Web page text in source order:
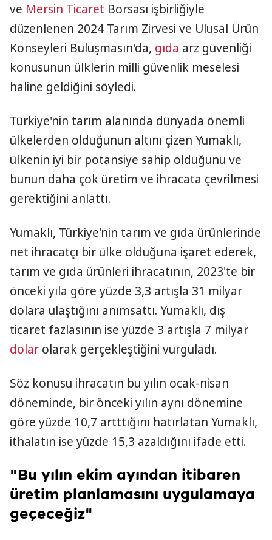
ve Mersin Ticaret Borsası işbirliğiyle
düzenlenen 2024 Tarım Zirvesi ve Ulusal Ürün
Konseyleri Buluşmasın'da, gıda arz güvenliği
konusunun ülklerin milli güvenlik meselesi
haline geldiğini söyledi.
Türkiye'nin tarım alanında dünyada önemli
ülkelerden olduğunun altını çizen Yumaklı,
ülkenin iyi bir potansiye sahip olduğunu ve
bunun daha çok üretim ve ihracata çevrilmesi
gerektiğini anlattı.
Yumaklı, Türkiye'nin tarım ve gıda ürünlerinde
net ihracatçı bir ülke olduğuna işaret ederek,
tarım ve gıda ürünleri ihracatının, 2023'te bir
önceki yıla göre yüzde 3,3 artışla 31 milyar
dolara ulaştığını anımsattı. Yumaklı, dış
ticaret fazlasının ise yüzde 3 artışla 7 milyar
dolar olarak gerçekleştiğini vurguladı.
Söz konusu ihracatın bu yılın ocak-nisan
döneminde, bir önceki yılın aynı dönemine
göre yüzde 10,7 artttığını hatırlatan Yumaklı,
ithalatın ise yüzde 15,3 azaldığını ifade etti.
"Bu yılın ekim ayından itibaren
üretim planlamasını uygulamaya
geçeceğiz"